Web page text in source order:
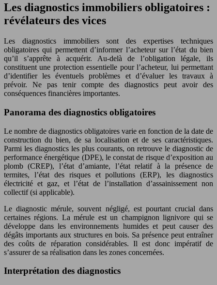
Les diagnostics immobiliers obligatoires :
révélateurs des vices
Les diagnostics immobiliers sont des expertises techniques
obligatoires qui permettent d’informer l’acheteur sur l’état du bien
qu’il s’apprête à acquérir. Au-delà de l’obligation légale, ils
constituent une protection essentielle pour l’acheteur, lui permettant
d’identifier les éventuels problèmes et d’évaluer les travaux à
prévoir. Ne pas tenir compte des diagnostics peut avoir des
conséquences financières importantes.
Panorama des diagnostics obligatoires
Le nombre de diagnostics obligatoires varie en fonction de la date de
construction du bien, de sa localisation et de ses caractéristiques.
Parmi les diagnostics les plus courants, on retrouve le diagnostic de
performance énergétique (DPE), le constat de risque d’exposition au
plomb (CREP), l’état d’amiante, l’état relatif à la présence de
termites, l’état des risques et pollutions (ERP), les diagnostics
électricité et gaz, et l’état de l’installation d’assainissement non
collectif (si applicable).
Le diagnostic mérule, souvent négligé, est pourtant crucial dans
certaines régions. La mérule est un champignon lignivore qui se
développe dans les environnements humides et peut causer des
dégâts importants aux structures en bois. Sa présence peut entraîner
des coûts de réparation considérables. Il est donc impératif de
s’assurer de sa réalisation dans les zones concernées.
Interprétation des diagnostics